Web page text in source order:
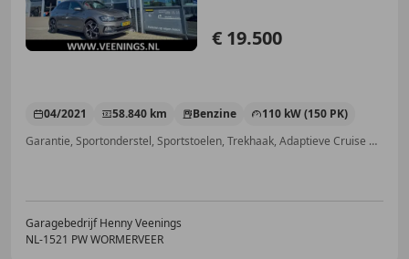
€ 19.500
04/2021 58.840 km Benzine
110 kW (150 PK)
Garantie, Sportonderstel, Sportstoelen, Trekhaak, Adaptieve Cruise Control, Spoiler, Navigatiesysteem, Getinte ramen
Garagebedrijf Henny Veenings
NL-1521 PW WORMERVEER